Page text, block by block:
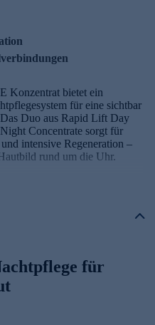
Konzentrat bietet ein
für eine sichtbar
Duo aus Rapid Lift Day
Concentrate sorgt für
intensive Regeneration –
rund um die Uhr.
ihre Wirkweisen
– Quicklift™
bereits nach kurzer Zeit
und verleiht ein glattes,
für